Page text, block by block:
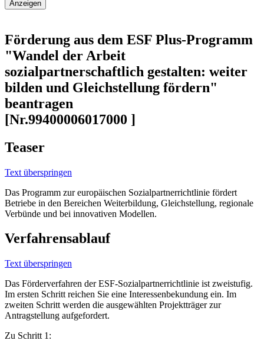
Förderung aus dem ESF Plus-Programm
"Wandel der Arbeit
sozialpartnerschaftlich gestalten: weiter
bilden und Gleichstellung fördern"
beantragen
[Nr.99400006017000 ]
Teaser
Text überspringen
Das Programm zur europäischen Sozialpartnerrichtlinie fördert
Betriebe in den Bereichen Weiterbildung, Gleichstellung, regionale
Verbünde und bei innovativen Modellen.
Verfahrensablauf
Text überspringen
Das Förderverfahren der ESF-Sozialpartnerrichtlinie ist zweistufig.
Im ersten Schritt reichen Sie eine Interessenbekundung ein. Im
zweiten Schritt werden die ausgewählten Projektträger zur
Antragstellung aufgefordert.
Zu Schritt 1: